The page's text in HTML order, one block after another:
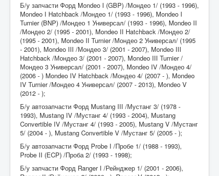
Б/у запчасти Форд Mondeo I (GBP) /Мондео 1/ (1993 - 1996),
Mondeo I Hatchback /Мондео 1/ (1993 - 1996), Mondeo I
Turnier (BNP) /Мондео 1 Универсал/ (1993 - 1996), Mondeo II
/Мондео 2/ (1995 - 2001), Mondeo II Hatchback /Мондео 2/
(1995 - 2001), Mondeo II Turnier /Мондео 2 Универсал/ (1995
- 2001), Mondeo III /Мондео 3/ (2001 - 2007), Mondeo III
Hatchback /Мондео 3/ (2001 - 2007), Mondeo III Turnier /
Мондео 3 Универсал/ (2001 - 2007), Mondeo IV /Мондео 4/
(2006 - ) Mondeo IV Hatchback /Мондео 4/ (2007 - ), Mondeo
IV Turnier /Мондео 4 Универсал/ (2007 - 2013), Mondeo V
(2012 - );
Б/у автозапчасти Форд Mustang III /Мустанг 3/ (1978 -
1993), Mustang IV /Мустанг 4/ (1993 - 2004), Mustang
Convertible IV /Мустанг 4/ (1993 - 2005), Mustang V /Мустанг
5/ (2004 - ), Mustang Convertible V /Мустанг 5/ (2005 - );
Б/у автозапчасти Форд Probe I /Пробе 1/ (1988 - 1993),
Probe II (ECP) /Проба 2/ (1993 - 1998);
Б/у запчасти Форд Ranger I /Рейнджер 1/ (2001 - 2006),